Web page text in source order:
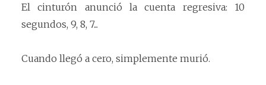
El cinturón anunció la cuenta regresiva: 10
segundos, 9, 8, 7...
Cuando llegó a cero, simplemente murió.